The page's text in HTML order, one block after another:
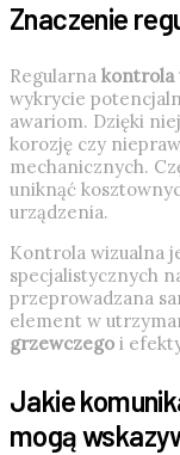
Znaczenie
Regularna kontrola
wykrycie
awariom. Dzięki
korozję czy
mechanicznych.
uniknąć
urządzenia.
Kontrola wizualna
specjalistycznych
przeprowadzana
element w
grzewczego i
Jakie
mogą